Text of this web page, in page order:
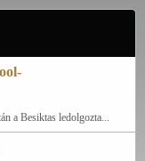
a Besiktas ledolgozta...